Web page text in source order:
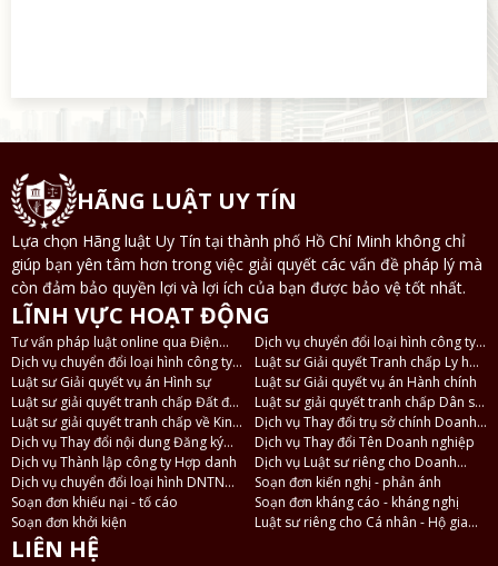
HÃNG LUẬT UY TÍN
Lựa chọn Hãng luật Uy Tín tại thành phố Hồ Chí Minh không chỉ
giúp bạn yên tâm hơn trong việc giải quyết các vấn đề pháp lý mà
còn đảm bảo quyền lợi và lợi ích của bạn được bảo vệ tốt nhất.
LĨNH VỰC HOẠT ĐỘNG
Tư vấn pháp luật online qua Điện
thoại, Zalo
Dịch vụ chuyển đổi loại hình công ty
TNHH 2 thành viên thành công ty
TNHH 1 thành viên
Dịch vụ chuyển đổi loại hình công ty
TNHH thành công ty Cổ phần và
ngược lại
Luật sư Giải quyết Tranh chấp Ly hôn
và Tài sản
Luật sư Giải quyết vụ án Hình sự
Luật sư Giải quyết vụ án Hành chính
Luật sư giải quyết tranh chấp Đất đai
- Nhà ở
Luật sư giải quyết tranh chấp Dân sự
- Thừa kế
Luật sư giải quyết tranh chấp về Kinh
tế
Dịch vụ Thay đổi trụ sở chính Doanh
nghiệp
Dịch vụ Thay đổi nội dung Đăng ký
Doanh nghiệp
Dịch vụ Thay đổi Tên Doanh nghiệp
Dịch vụ Thành lập công ty Hợp danh
Dịch vụ Luật sư riêng cho Doanh
nghiệp
Dịch vụ chuyển đổi loại hình DNTN
thành Công ty TNHH
Soạn đơn kiến nghị - phản ánh
Soạn đơn khiếu nại - tố cáo
Soạn đơn kháng cáo - kháng nghị
Soạn đơn khởi kiện
Luật sư riêng cho Cá nhân - Hộ gia
LIÊN HỆ